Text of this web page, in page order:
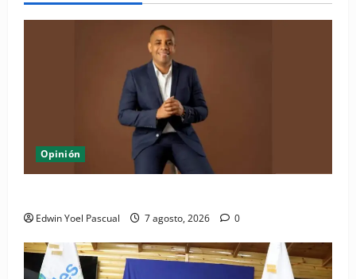
Opinión
Edwin Yoel Pascual 7 agosto, 2026 0